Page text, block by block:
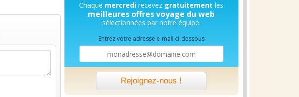
Chaque mercredi recevez gratuitement les
meilleures offres voyage du web
sélectionnées par notre équipe.
Entrez votre adresse e-mail ci-dessous
Rejoignez-nous !